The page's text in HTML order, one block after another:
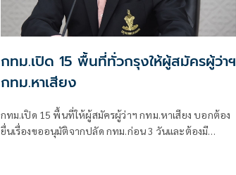
กทม.เปิด 15 พื้นที่ทั่วกรุงให้ผู้สมัครผู้ว่าฯ
กทม.หาเสียง
กทม.เปิด 15 พื้นที่ให้ผู้สมัครผู้ว่าฯ กทม.หาเสียง บอกต้อง
ยื่นเรื่องขออนุมัติจากปลัด กทม.ก่อน 3 วันและต้องมี